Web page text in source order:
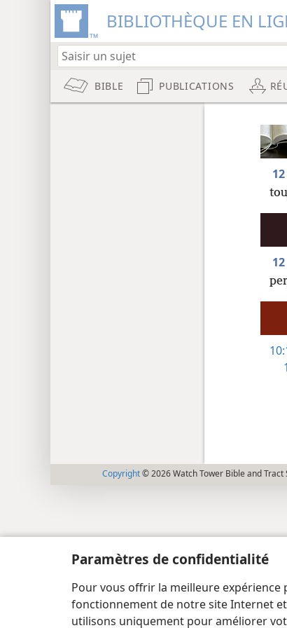
Paramètres de confidentialité
Pour vous offrir la meilleure expérience
fonctionnement de notre site Internet
utilisons uniquement pour améliorer
BIBLIOTHÈQUE EN
BIBLE PUBLICATIONS
12
12
Copyright© 2026 Watch Tower Bible and Tract